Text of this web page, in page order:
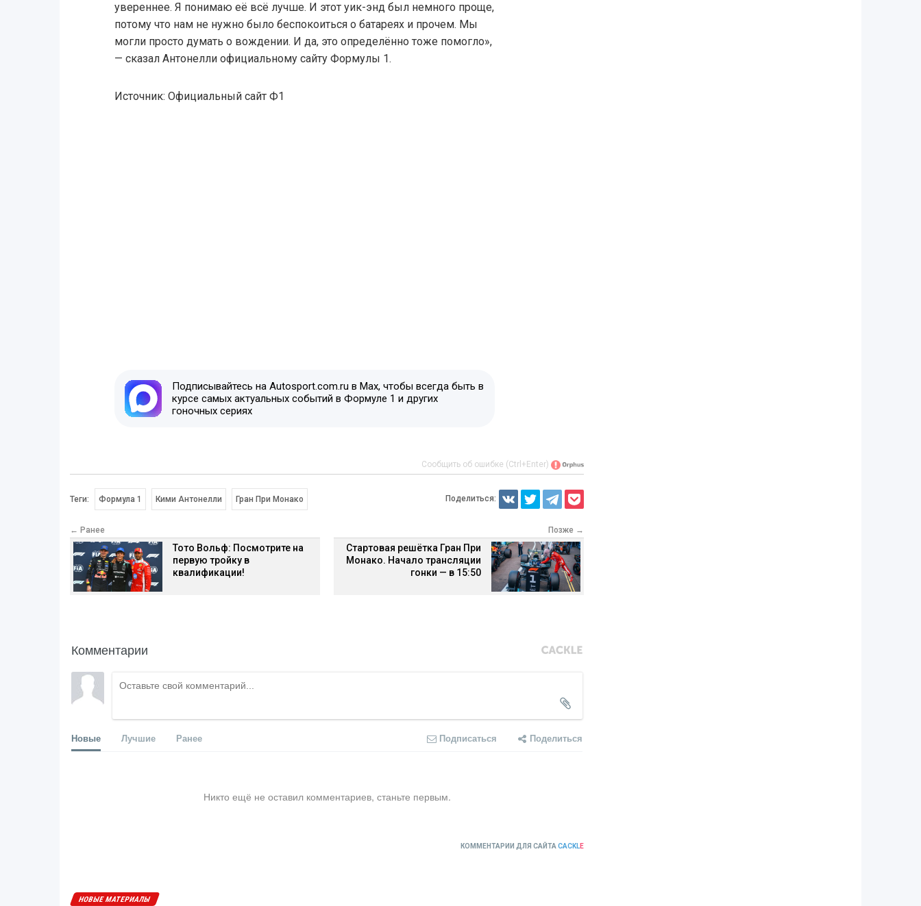
увереннее. Я понимаю её всё лучше. И этот уик-энд был немного проще,
потому что нам не нужно было беспокоиться о батареях и прочем. Мы
могли просто думать о вождении. И да, это определённо тоже помогло»,
— сказал Антонелли официальному сайту Формулы 1.
Источник: Официальный сайт Ф1
Подписывайтесь на Autosport.com.ru в Max, чтобы всегда быть в
курсе самых актуальных событий в Формуле 1 и других
гоночных сериях
Сообщить об ошибке (Ctrl+Enter)
Теги: Формула 1 Кими Антонелли Гран При Монако Поделиться:
← Ранее
Тото Вольф: Посмотрите на
первую тройку в
квалификации!
Позже →
Стартовая решётка Гран При
Монако. Начало трансляции
гонки — в 15:50
Комментарии
Новые Лучшие Ранее Подписаться Поделиться
Никто ещё не оставил комментариев, станьте первым.
КОММЕНТАРИИ ДЛЯ САЙТА CACKLE
НОВЫЕ МАТЕРИАЛЫ